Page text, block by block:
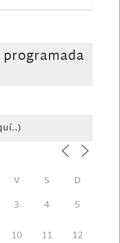
V S D
3 4
5
10 11
12